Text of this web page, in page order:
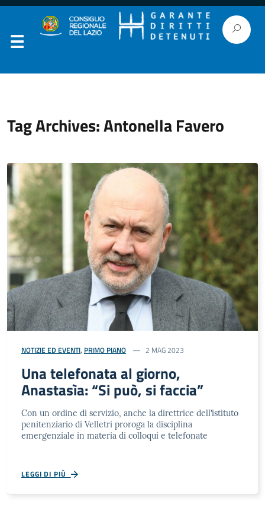
Tag Archives: Antonella Favero
NOTIZIE ED EVENTI, PRIMO PIANO 2 MAG 2023
Una telefonata al giorno,
Anastasìa: “Si può, si faccia”
Con un ordine di servizio, anche la direttrice dell’istituto
penitenziario di Velletri proroga la disciplina
emergenziale in materia di colloqui e telefonate
LEGGI DI PIÙ